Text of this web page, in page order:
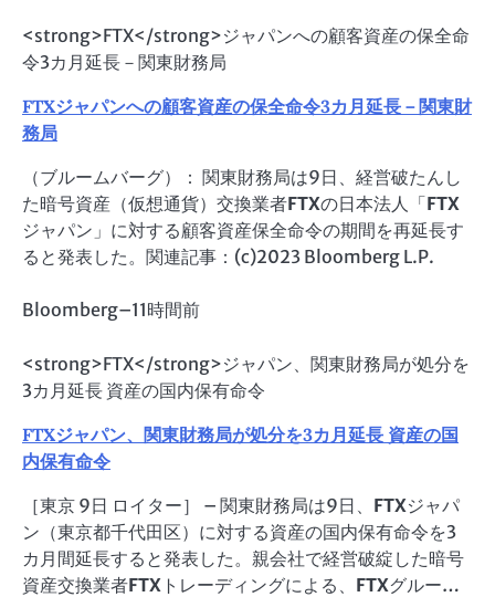
<strong>FTX</strong>ジャパンへの顧客資産の保全命
令3カ月延長－関東財務局
FTXジャパンへの顧客資産の保全命令3カ月延長－関東財
務局
（ブルームバーグ）： 関東財務局は9日、経営破たんし
た暗号資産（仮想通貨）交換業者FTXの日本法人「FTX
ジャパン」に対する顧客資産保全命令の期間を再延長す
ると発表した。関連記事：(c)2023 Bloomberg L.P.
Bloomberg–11時間前
<strong>FTX</strong>ジャパン、関東財務局が処分を
3カ月延長 資産の国内保有命令
FTXジャパン、関東財務局が処分を3カ月延長 資産の国
内保有命令
［東京 9日 ロイター］ – 関東財務局は9日、 FTXジャパ
ン（東京都千代田区）に対する資産の国内保有命令を3
カ月間延長すると発表した。親会社で経営破綻した暗号
資産交換業者FTX トレーディングによる、 FTXグルー…